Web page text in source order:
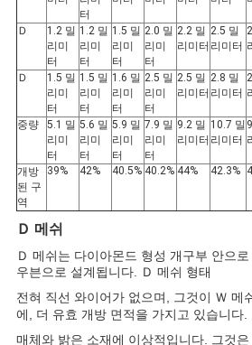
터
Ｄ
1.2 밀
리미
터
1.2 밀
리미
터
1.5 밀
리미
터
2.0 밀
리미
터
2.2 밀
리미터
2.5 밀
리미터
Ｄ
1.5 밀
리미
터
1.5 밀
리미
터
1.6 밀
리미
터
2.5 밀
리미
터
2.5 밀
리미터
2.8 밀
리미터
중량
5.1 밀
리미
터
5.6 밀
리미
터
5.9 밀
리미
터
7.9 밀
리미
터
9.2 밀
리미터
10.7 밀
리미터
개방
된 구
역
39% 42% 40.5% 40.2% 44% 42.3%
Ｄ 메쉬
Ｄ 메쉬는 다이아몬드 형성 개구부 안으
우븐으로 설계됩니다. Ｄ 메쉬 형태
전혀 직선 와이어가 없으며, 그것이 Ｗ 메
에, 더 유효 개방 면적을 가지고 있습니다.
매체와 밝은 소재에 이상적입니다. 그것